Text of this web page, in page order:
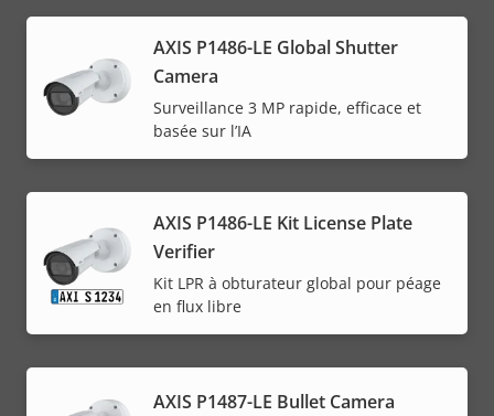
AXIS P1486-LE Global Shutter
Camera
Surveillance 3 MP rapide, efficace et
basée sur l’IA
AXIS P1486-LE Kit License Plate
Verifier
Kit LPR à obturateur global pour péage
en flux libre
AXIS P1487-LE Bullet Camera